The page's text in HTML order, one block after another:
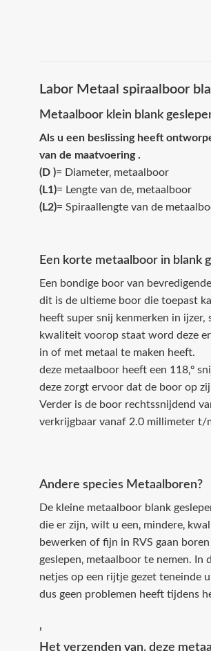
Labor Metaal spiraalboor
Metaalboor klein blank
Als u een beslissing heeft
van de maatvoering .
(D )= Diameter‚ metaalboor
(L1)= Lengte van de‚ metaalboor
(L2)= Spiraallengte van de
Een korte metaalboor in blank
Een bondige boor van
dit is de ultieme boor die toepast
heeft super snij kenmerken in
kwaliteit voorop staat word deze
in of met metaal te maken heeft.
deze metaalboor heeft een 118‚º
deze zorgt ervoor dat de boor op
Verder is de boor rechtssnijdend
verkrijgbaar vanaf 2.0 millimeter t/
Andere species Metaalboren?
De kleine metaalboor blank
die er zijn, wilt u een‚ mindere‚
bewerken of fijn in RVS gaan
geslepen‚ metaalboor te nemen. In
netjes op een rijtje gezet teneinde
dus geen problemen heeft tijdens
‚
Het verzenden van‚ deze